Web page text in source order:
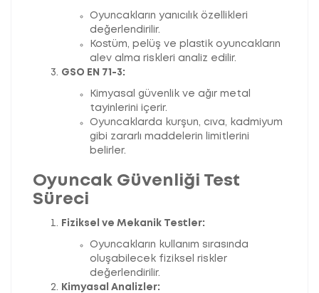
Oyuncakların yanıcılık özellikleri
değerlendirilir.
Kostüm, pelüş ve plastik oyuncakların
alev alma riskleri analiz edilir.
GSO EN 71-3:
Kimyasal güvenlik ve ağır metal
tayinlerini içerir.
Oyuncaklarda kurşun, cıva, kadmiyum
gibi zararlı maddelerin limitlerini
belirler.
Oyuncak Güvenliği Test
Süreci
Fiziksel ve Mekanik Testler:
Oyuncakların kullanım sırasında
oluşabilecek fiziksel riskler
değerlendirilir.
Kimyasal Analizler: